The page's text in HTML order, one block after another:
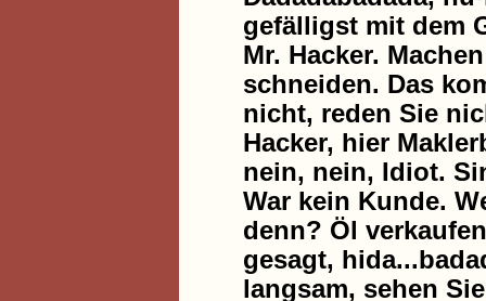
gefälligst mit dem
Mr. Hacker.
schneiden. Das
nicht, reden Sie
Hacker, hier
nein, nein, Idiot.
War kein Kunde.
denn? Öl
gesagt,
langsam, sehen